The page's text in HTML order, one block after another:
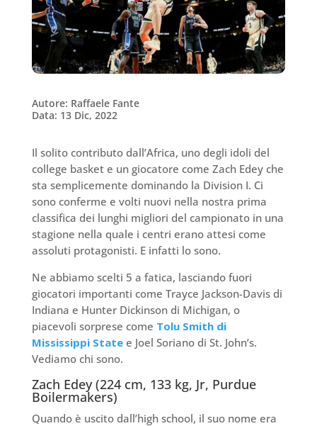
Autore: Raffaele Fante
Data: 13 Dic, 2022
Il solito contributo dall’Africa, uno degli idoli del
college basket e un giocatore come Zach Edey che
sta semplicemente dominando la Division I. Ci
sono conferme e volti nuovi nella nostra prima
classifica dei lunghi migliori del campionato in una
stagione nella quale i centri erano attesi come
assoluti protagonisti. E infatti lo sono.
Ne abbiamo scelti 5 a fatica, lasciando fuori
giocatori importanti come Trayce Jackson-Davis di
Indiana e Hunter Dickinson di Michigan, o
piacevoli sorprese come Tolu Smith di
Mississippi Statee Joel Soriano di St. John’s.
Vediamo chi sono.
Zach Edey (224 cm, 133 kg, Jr, Purdue
Boilermakers)
Quando è uscito dall’high school, il suo nome era